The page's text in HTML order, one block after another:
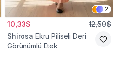
2
10,33$ 12,50$
Shirosa Ekru Piliseli Deri
Görünümlü Etek